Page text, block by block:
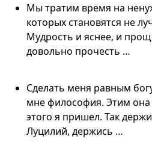
Мы тратим время на
которых становятся не
Мудрость и яснее, и
довольно прочесть …
Сделать меня равным
мне философия. Этим
этого я пришел. Так
Луцилий, держись …